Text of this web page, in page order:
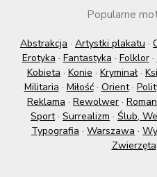
Popularne
Abstrakcja · Artystki plakatu ·
Erotyka · Fantastyka · Folklor·
Kobieta · Konie · Kryminał ·
Militaria · Miłość· Orient·
Reklama · Rewolwer ·
Sport· Surrealizm · Ślub,
Typografia · Warszawa ·
Zwierzęta